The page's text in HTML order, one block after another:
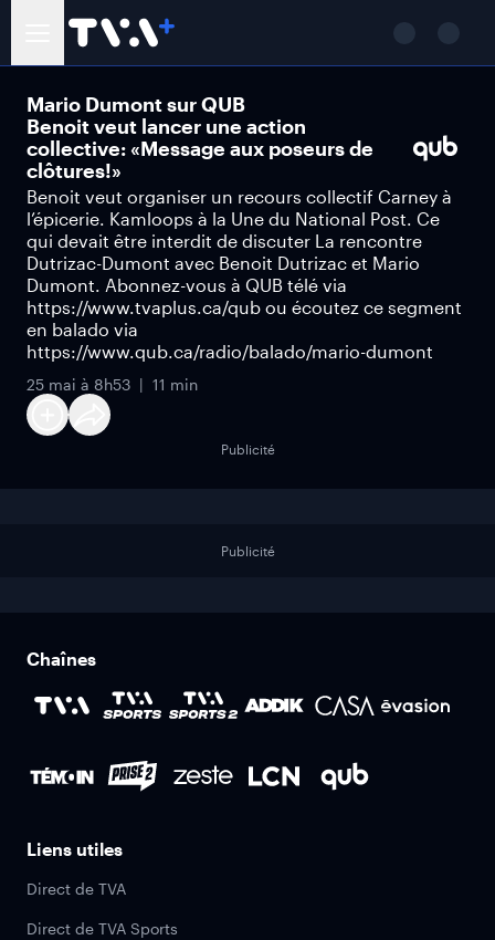
Mario Dumont sur QUB
Benoit veut lancer une action
collective: «Message aux poseurs de
clôtures!»
Benoit veut organiser un recours collectif Carney à
l’épicerie. Kamloops à la Une du National Post. Ce
qui devait être interdit de discuter La rencontre
Dutrizac-Dumont avec Benoit Dutrizac et Mario
Dumont. Abonnez-vous à QUB télé via
https://www.tvaplus.ca/qub ou écoutez ce segment
en balado via
https://www.qub.ca/radio/balado/mario-dumont
25 mai à 8h53 11 min
Publicité
Publicité
Chaînes
Liens utiles
Direct de TVA
Direct de TVA Sports